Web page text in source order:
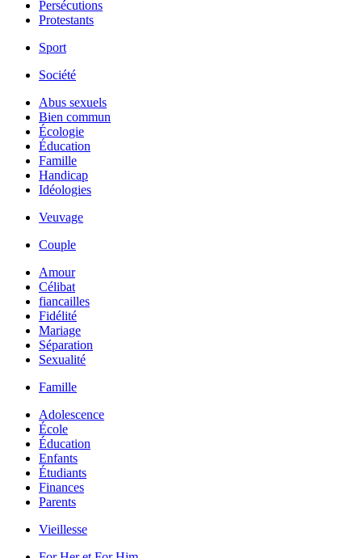
Persécutions
Protestants
Sport
Société
Abus sexuels
Bien commun
Écologie
Éducation
Famille
Handicap
Idéologies
Veuvage
Couple
Amour
Célibat
fiancailles
Fidélité
Mariage
Séparation
Sexualité
Famille
Adolescence
École
Éducation
Enfants
Étudiants
Finances
Parents
Vieillesse